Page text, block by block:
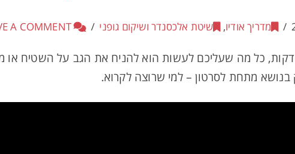
מדריך אודיו, שיטת אלכסנדר ושיקום גופני LEAVE A COMMENT
נתחיל היום במדריך אודיו של 15 דקות, כל מה שעליכם לעשות הוא להניח את הגב על